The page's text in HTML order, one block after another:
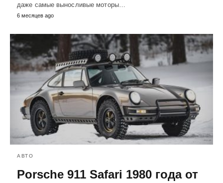
даже самые выносливые моторы…
6 месяцев ago
АВТО
Porsche 911 Safari 1980 года от